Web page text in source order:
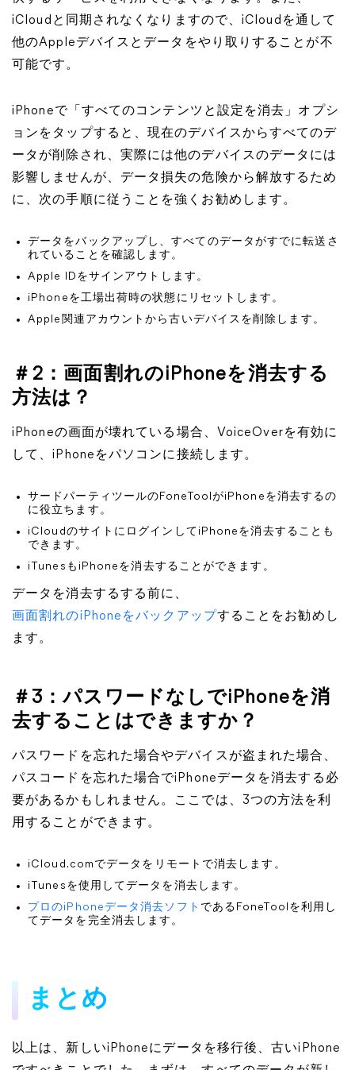
iCloudと同期されなくなりますので、iCloudを通して
他のAppleデバイスとデータをやり取りすることが不
可能です。
iPhoneで「すべてのコンテンツと設定を消去」オプシ
ョンをタップすると、現在のデバイスからすべてのデ
ータが削除され、実際には他のデバイスのデータには
影響しませんが、データ損失の危険から解放するため
に、次の手順に従うことを強くお勧めします。
データをバックアップし、すべてのデータがすでに転送さ
れていることを確認します。
Apple IDをサインアウトします。
iPhoneを工場出荷時の状態にリセットします。
Apple関連アカウントから古いデバイスを削除します。
＃2：画面割れのiPhoneを消去する
方法は？
iPhoneの画面が壊れている場合、VoiceOverを有効に
して、iPhoneをパソコンに接続します。
サードパーティツールのFoneToolがiPhoneを消去するの
に役立ちます。
iCloudのサイトにログインしてiPhoneを消去することも
できます。
iTunesもiPhoneを消去することができます。
データを消去するする前に、
画面割れのiPhoneをバックアップすることをお勧めし
ます。
＃3：パスワードなしでiPhoneを消
去することはできますか？
パスワードを忘れた場合やデバイスが盗まれた場合、
パスコードを忘れた場合でiPhoneデータを消去する必
要があるかもしれません。ここでは、3つの方法を利
用することができます。
iCloud.comでデータをリモートで消去します。
iTunesを使用してデータを消去します。
プロのiPhoneデータ消去ソフト であるFoneToolを利用し
てデータを完全消去します。
まとめ
以上は、新しいiPhoneにデータを移行後、古いiPhone